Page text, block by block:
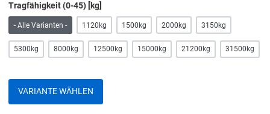
Tragfähigkeit (0-45) [kg]
- Alle Varianten - 1120kg 1500kg 2000kg 3150kg
5300kg 8000kg 12500kg 15000kg 21200kg 31500kg
VARIANTE WÄHLEN